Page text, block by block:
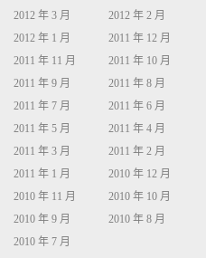
2012 年 3 月
2012 年 2 月
2012 年 1 月
2011 年 12 月
2011 年 11 月
2011 年 10 月
2011 年 9 月
2011 年 8 月
2011 年 7 月
2011 年 6 月
2011 年 5 月
2011 年 4 月
2011 年 3 月
2011 年 2 月
2011 年 1 月
2010 年 12 月
2010 年 11 月
2010 年 10 月
2010 年 9 月
2010 年 8 月
2010 年 7 月